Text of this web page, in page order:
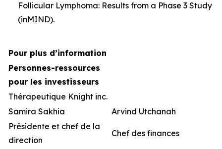
Follicular Lymphoma: Results from a Phase 3 Study
(inMIND).
Pour plus d’information
Personnes-ressources
pour les investisseurs
Thérapeutique Knight inc.
Samira Sakhia
Arvind Utchanah
Présidente et chef de la
direction
Chef des finances